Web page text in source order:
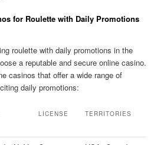
for Roulette with Daily Promotions
roulette with daily promotions in the
a reputable and secure online casino.
casinos that offer a wide range of
daily promotions:
LICENSE TERRITORIES